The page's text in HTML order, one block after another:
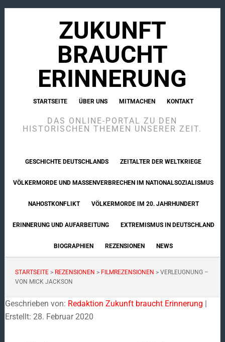
ZUKUNFT
BRAUCHT
ERINNERUNG
STARTSEITE ÜBER UNS MITMACHEN KONTAKT
DAS ONLINE-PORTAL ZU DEN
HISTORISCHEN THEMEN UNSERER ZEIT.
GESCHICHTE DEUTSCHLANDS ZEITALTER DER WELTKRIEGE
VÖLKERMORDE UND MASSENVERBRECHEN IM NATIONALSOZIALISMUS
NAHOSTKONFLIKT VÖLKERMORDE IM 20. JAHRHUNDERT
ERINNERUNG UND AUFARBEITUNG EXTREMISMUS IN DEUTSCHLAND
BIOGRAPHIEN REZENSIONEN NEWS
STARTSEITE> REZENSIONEN > FILMREZENSIONEN > VERLEUGNUNG –
VON MICK JACKSON
Geschrieben von: Redaktion Zukunft braucht Erinnerung |
Erstellt: 28. Februar 2020